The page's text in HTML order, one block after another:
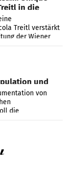
in die
Treitl verstärkt
der Wiener
Josef Kalina und
und
von
die
Manipulation und